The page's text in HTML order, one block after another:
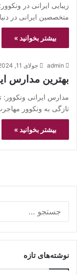
زیبایی ایرانی در
متخصصین ایرانی در
بیشتر بخوانید »
admin جولای 11, 2024
بهترین مدارس
مدارس ایرانی ونکوور:
تازگی به ونکوور
بیشتر بخوانید »
نوشته‌های تازه